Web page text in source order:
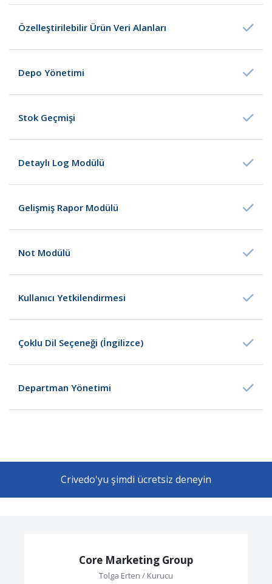
Özelleştirilebilir Ürün Veri Alanları
Depo Yönetimi
Stok Geçmişi
Detaylı Log Modülü
Gelişmiş Rapor Modülü
Not Modülü
Kullanıcı Yetkilendirmesi
Çoklu Dil Seçeneği (İngilizce)
Departman Yönetimi
Crivedo'yu şimdi ücretsiz deneyin
Core Marketing Group
Tolga Erten / Kurucu